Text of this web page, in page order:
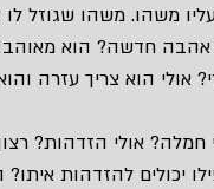
משהו. משהו שגוזל
חדשה? הוא מאוהב!
אולי הוא צריך עזרה
חמלה? אולי הזדהות?
יכולים להזדהות